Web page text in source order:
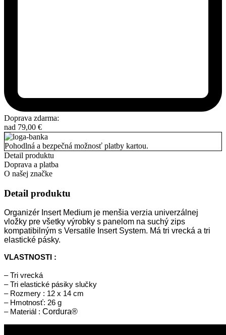
Doprava zdarma:
nad 79,00 €
Pohodlná a bezpečná možnosť platby kartou.
Detail produktu
Doprava a platba
O našej značke
Detail produktu
Organizér Insert Medium je menšia verzia univerzálnej
vložky pre všetky výrobky s panelom na suchý zips
kompatibilným s Versatile Insert System. Má tri vrecká a tri
elastické pásky.
VLASTNOSTI :
– Tri vrecká
– Tri elastické pásiky slučky
– Rozmery : 12 x 14 cm
– Hmotnosť: 26 g
– Materiál : Cordura®